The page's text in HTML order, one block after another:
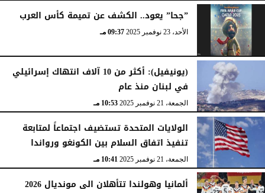
الأربعاء، 24 ديسمبر 2025
”جحا” يعود.. الكشف عن تميمة كأس العرب
الأحد، 23 نوفمبر 2025 09:37 مـ
(يونيفيل): أكثر من 10 آلاف انتهاك إسرائيلي
في لبنان منذ عام
الجمعة، 21 نوفمبر 2025 10:53 مـ
الولايات المتحدة تستضيف اجتماعاً لمتابعة
تنفيذ اتفاق السلام بين الكونغو ورواندا
الجمعة، 21 نوفمبر 2025 10:41 مـ
ألمانيا وهولندا تتأهلان الى مونديال 2026